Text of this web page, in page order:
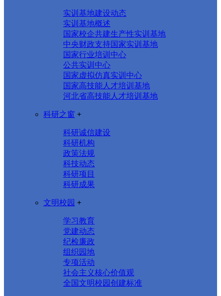
实训基地建设动态
实训基地概述
国家校企共建生产性实训基地
中央财政支持国家实训基地
国家行业培训中心
公共实训中心
国家虚拟仿真实训中心
国家高技能人才培训基地
河北省高技能人才培训基地
科研之窗 +
科研诚信建设
科研机构
政策法规
科技动态
科研项目
科研成果
文明校园 +
学习教育
党建动态
纪检廉政
组织园地
专项活动
社会主义核心价值观
全国文明校园创建标准